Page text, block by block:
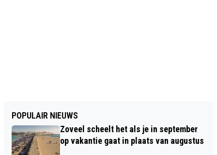
POPULAIR NIEUWS
Zoveel scheelt het als je in september
op vakantie gaat in plaats van augustus